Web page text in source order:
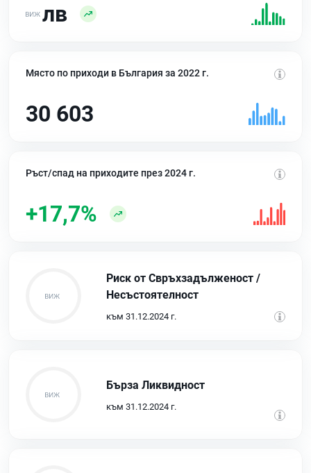
лв
Място по приходи в България за 2022 г.
30 603
Ръст/спад на приходите през 2024 г.
+17,7%
Риск от Свръхзадълженост /
Несъстоятелност
към 31.12.2024 г.
Бърза Ликвидност
към 31.12.2024 г.